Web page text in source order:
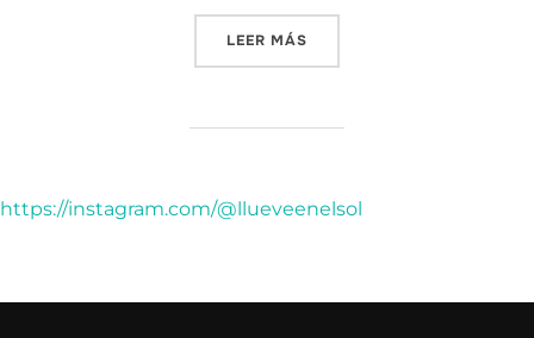
LEER MÁS
https://instagram.com/@llueveenelsol